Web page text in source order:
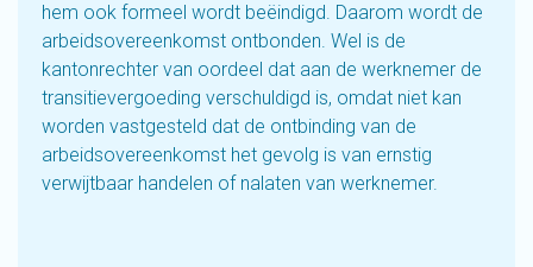
hem ook formeel wordt beëindigd. Daarom wordt de
arbeidsovereenkomst ontbonden. Wel is de
kantonrechter van oordeel dat aan de werknemer de
transitievergoeding verschuldigd is, omdat niet kan
worden vastgesteld dat de ontbinding van de
arbeidsovereenkomst het gevolg is van ernstig
verwijtbaar handelen of nalaten van werknemer.